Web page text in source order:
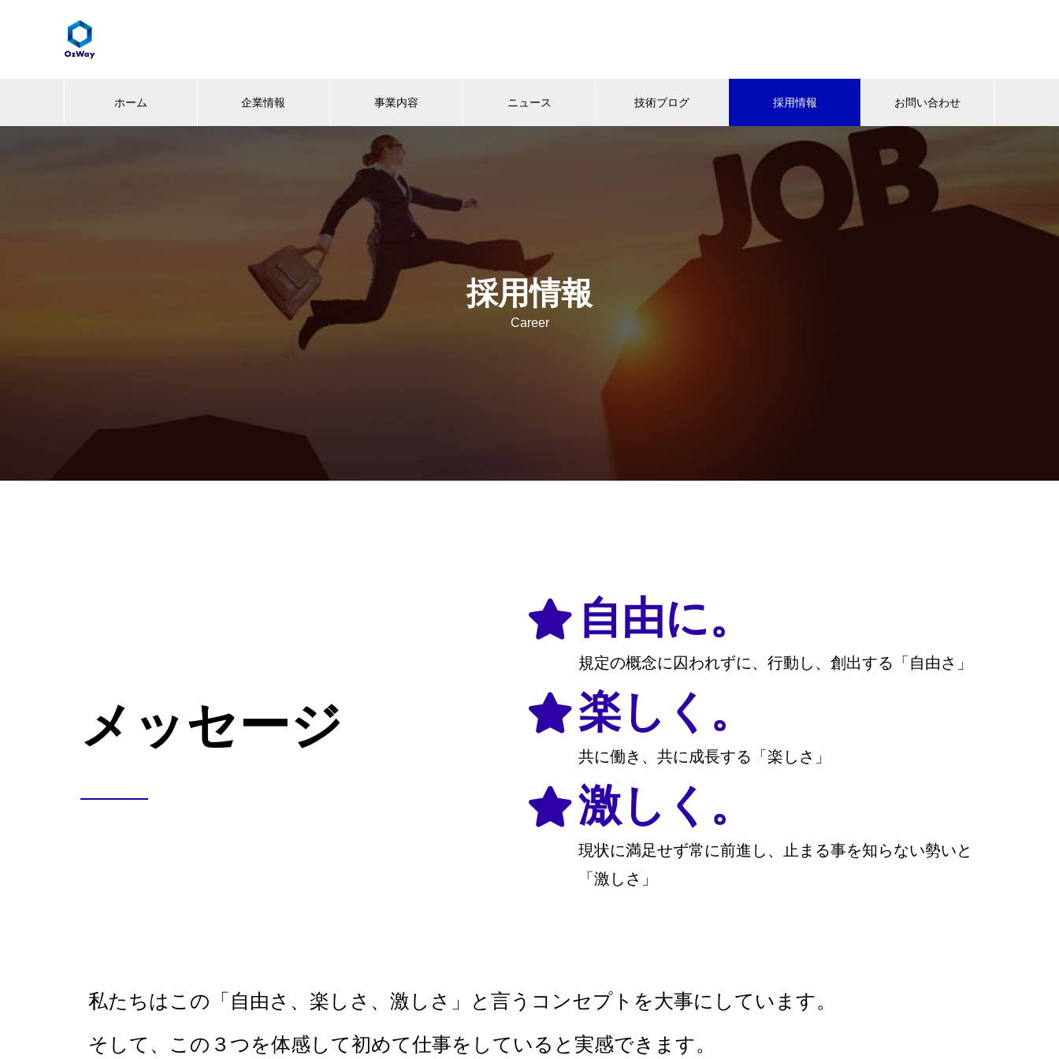
ホーム 企業情報 事業内容 ニュース 技術ブログ 採用情報 お問い合わせ
採用情報
Career
メッセージ
自由に。
規定の概念に囚われずに、行動し、創出する「自由さ」
楽しく。
共に働き、共に成長する「楽しさ」
激しく。
現状に満足せず常に前進し、止まる事を知らない勢いと
「激しさ」
私たちはこの「自由さ、楽しさ、激しさ」と言うコンセプトを大事にしています。
そして、この３つを体感して初めて仕事をしていると実感できます。